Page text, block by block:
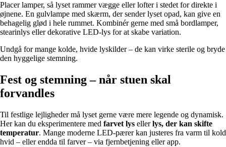
Placer lamper, så lyset rammer vægge eller lofter i stedet for direkte i
øjnene. En gulvlampe med skærm, der sender lyset opad, kan give en
behagelig glød i hele rummet. Kombinér gerne med små bordlamper,
stearinlys eller dekorative LED-lys for at skabe variation.
Undgå for mange kolde, hvide lyskilder – de kan virke sterile og bryde
den hyggelige stemning.
Fest og stemning – når stuen skal
forvandles
Til festlige lejligheder må lyset gerne være mere legende og dynamisk.
Her kan du eksperimentere med farvet lys ellerlys, der kan skifte
temperatur. Mange moderne LED-pærer kan justeres fra varm til kold
hvid – eller endda til farver – via fjernbetjening eller app.